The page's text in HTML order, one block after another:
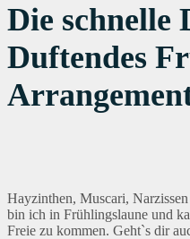
Die schnelle
Duftendes
Hayzinthen, Muscari,
bin ich in Frühlingslaune und
Freie zu kommen. Geht`s dir